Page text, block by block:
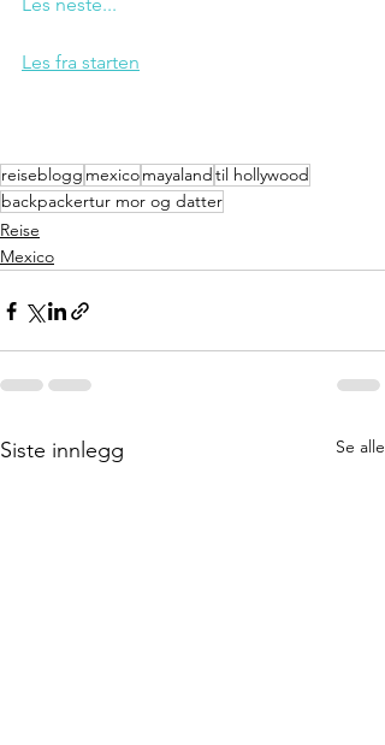
Les fra starten
reiseblogg mexicomayalandtil hollywood
backpackertur mor og datter
Reise
Mexico
Siste innlegg Se alle